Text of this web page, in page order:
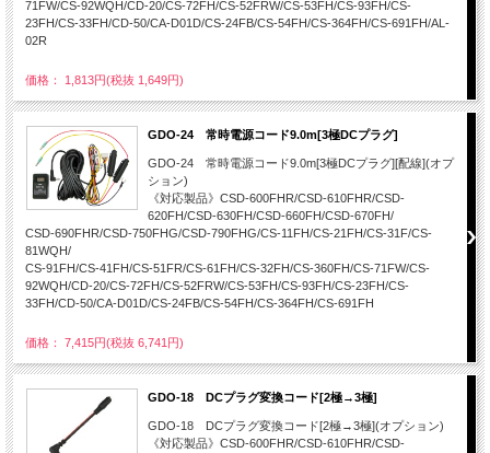
71FW/CS-92WQH/CD-20/CS-72FH/CS-52FRW/CS-53FH/CS-93FH/CS-
23FH/CS-33FH/CD-50/CA-D01D/CS-24FB/CS-54FH/CS-364FH/CS-691FH/AL-
02R
価格： 1,813円(税抜 1,649円)
GDO-24 常時電源コード9.0m[3極DCプラグ]
GDO-24 常時電源コード9.0m[3極DCプラグ][配線](オプ
ション)
《対応製品》CSD-600FHR/CSD-610FHR/CSD-
620FH/CSD-630FH/CSD-660FH/CSD-670FH/
CSD-690FHR/CSD-750FHG/CSD-790FHG/CS-11FH/CS-21FH/CS-31F/CS-
81WQH/
CS-91FH/CS-41FH/CS-51FR/CS-61FH/CS-32FH/CS-360FH/CS-71FW/CS-
92WQH/CD-20/CS-72FH/CS-52FRW/CS-53FH/CS-93FH/CS-23FH/CS-
33FH/CD-50/CA-D01D/CS-24FB/CS-54FH/CS-364FH/CS-691FH
価格： 7,415円(税抜 6,741円)
GDO-18 DCプラグ変換コード[2極→3極]
GDO-18 DCプラグ変換コード[2極→3極](オプション)
《対応製品》CSD-600FHR/CSD-610FHR/CSD-